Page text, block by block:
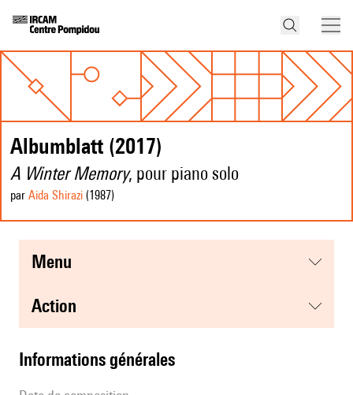
Albumblatt (2017)
A Winter Memory, pour piano solo
par Aida Shirazi (1987)
menu
action
informations générales